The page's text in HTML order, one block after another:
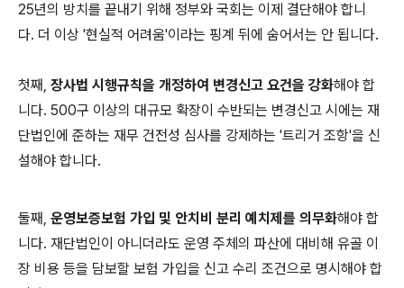
25년의 방치를 끝내기 위해 정부와 국회는 이제 결단해야 합니
다. 더 이상 '현실적 어려움'이라는 핑계 뒤에 숨어서는 안 됩니다.
첫째, 장사법 시행규칙을 개정하여 변경신고 요건을 강화해야 합
니다. 500구 이상의 대규모 확장이 수반되는 변경신고 시에는 재
단법인에 준하는 재무 건전성 심사를 강제하는 '트리거 조항'을 신
설해야 합니다.
둘째, 운영보증보험 가입 및 안치비 분리 예치제를 의무화해야 합
니다. 재단법인이 아니더라도 운영 주체의 파산에 대비해 유골 이
장 비용 등을 담보할 보험 가입을 신고 수리 조건으로 명시해야 합